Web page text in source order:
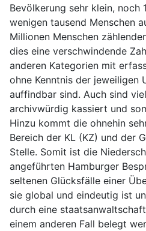
Bevölkerung sehr klein, noch
wenigen tausend Menschen
Millionen Menschen
dies eine verschwindende
anderen Kategorien mit
ohne Kenntnis der jeweiligen
auffindbar sind. Auch sind
archivwürdig kassiert und
Hinzu kommt die ohnehin
Bereich der KL (KZ) und der
Stelle. Somit ist die
angeführten Hamburger
seltenen Glücksfälle einer
sie global und eindeutig ist
durch eine
einem anderen Fall belegt